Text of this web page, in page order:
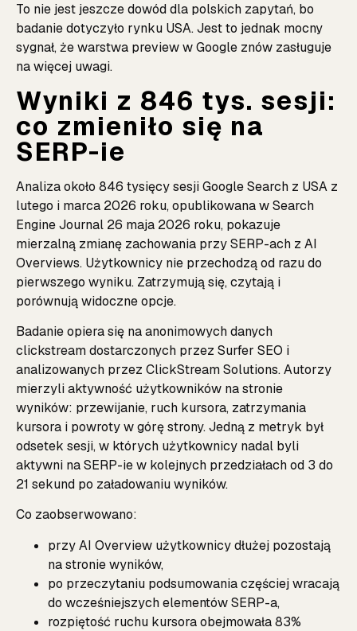
To nie jest jeszcze dowód dla polskich zapytań, bo
badanie dotyczyło rynku USA. Jest to jednak mocny
sygnał, że warstwa preview w Google znów zasługuje
na więcej uwagi.
Wyniki z 846 tys. sesji:
co zmieniło się na
SERP-ie
Analiza około 846 tysięcy sesji Google Search z USA z
lutego i marca 2026 roku, opublikowana w Search
Engine Journal 26 maja 2026 roku, pokazuje
mierzalną zmianę zachowania przy SERP-ach z AI
Overviews. Użytkownicy nie przechodzą od razu do
pierwszego wyniku. Zatrzymują się, czytają i
porównują widoczne opcje.
Badanie opiera się na anonimowych danych
clickstream dostarczonych przez Surfer SEO i
analizowanych przez ClickStream Solutions. Autorzy
mierzyli aktywność użytkowników na stronie
wyników: przewijanie, ruch kursora, zatrzymania
kursora i powroty w górę strony. Jedną z metryk był
odsetek sesji, w których użytkownicy nadal byli
aktywni na SERP-ie w kolejnych przedziałach od 3 do
21 sekund po załadowaniu wyników.
Co zaobserwowano:
przy AI Overview użytkownicy dłużej pozostają
na stronie wyników,
po przeczytaniu podsumowania częściej wracają
do wcześniejszych elementów SERP-a,
rozpiętość ruchu kursora obejmowała 83%